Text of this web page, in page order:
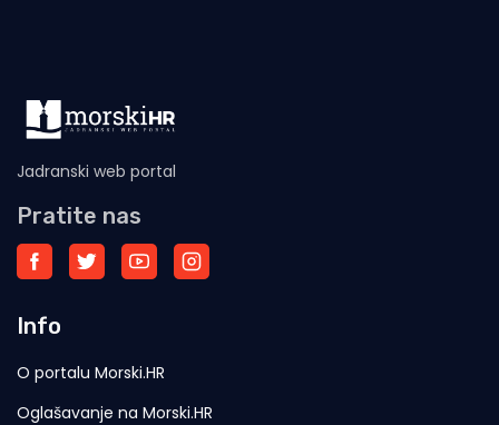
Jadranski web portal
Pratite nas
Info
O portalu Morski.HR
Oglašavanje na Morski.HR